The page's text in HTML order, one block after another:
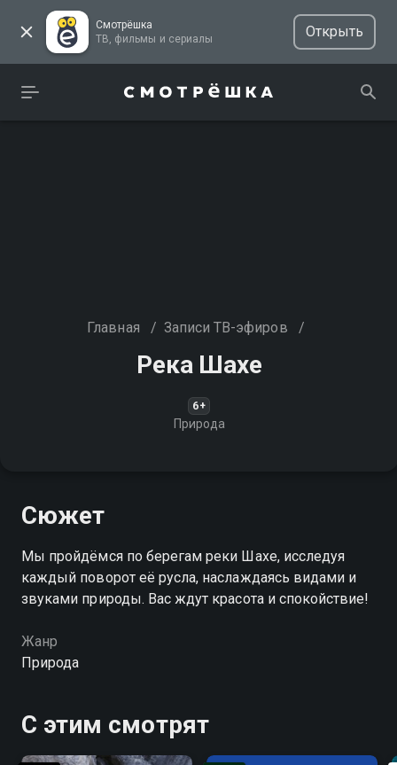
Смотрёшка
ТВ, фильмы и сериалы
Открыть
Главная / Записи ТВ-эфиров /
Река Шахе
6+
Природа
Сюжет
Мы пройдёмся по берегам реки Шахе, исследуя
каждый поворот её русла, наслаждаясь видами и
звуками природы. Вас ждут красота и спокойствие!
Жанр
Природа
С этим смотрят